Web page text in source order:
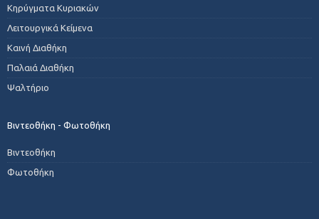
Κηρύγματα Κυριακών
Λειτουργικά Κείμενα
Καινή Διαθήκη
Παλαιά Διαθήκη
Ψαλτήριο
Βιντεοθήκη - Φωτοθήκη
Βιντεοθήκη
Φωτοθήκη